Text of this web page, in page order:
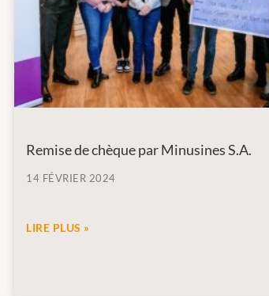
Remise de chèque par Minusines S.A.
14 FÉVRIER 2024
LIRE PLUS »